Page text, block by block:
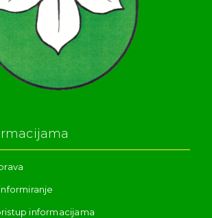
informacijama